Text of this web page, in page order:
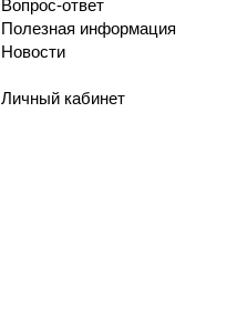
Вопрос-ответ
Полезная информация
Новости
Личный кабинет